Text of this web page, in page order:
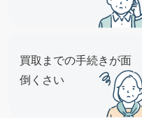
買取までの手続きが面
倒くさい